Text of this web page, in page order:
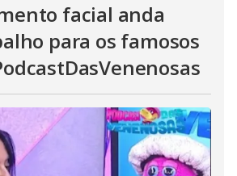
facial anda
para os famosos